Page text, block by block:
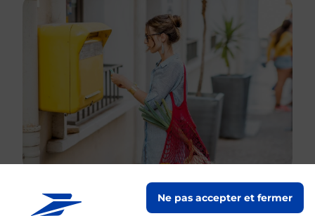
Ne pas accepter et fermer